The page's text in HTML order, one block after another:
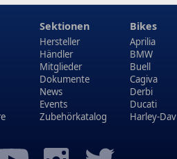
Sektionen
Hersteller
Händler
Mitglieder
Dokumente
News
Events
Zubehörkatalog
Bikes
Aprilia
BMW
Buell
Cagiva
Derbi
Ducati
Harley-